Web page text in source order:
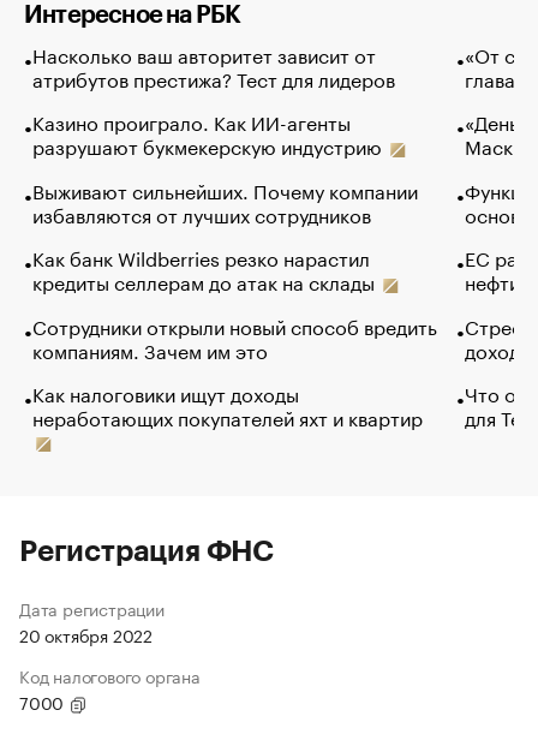
Интересное на РБК
Насколько ваш авторитет зависит от
атрибутов престижа? Тест для лидеров
Казино проиграло. Как ИИ-агенты
разрушают букмекерскую индустрию
Выживают сильнейших. Почему компании
избавляются от лучших сотрудников
Как банк Wildberries резко нарастил
кредиты селлерам до атак на склады
Сотрудники открыли новый способ вредить
компаниям. Зачем им это
Как налоговики ищут доходы
неработающих покупателей яхт и квартир
«От
глава
Маск в
основ
ЕС
нефти
Что
для
Регистрация ФНС
Дата регистрации
20 октября 2022
Код налогового органа
7000